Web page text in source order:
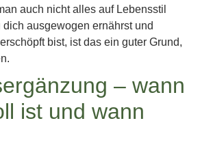
auch nicht alles auf Lebensstil
ausgewogen ernährst und
bist, ist das ein guter Grund,
– wann
ist und wann